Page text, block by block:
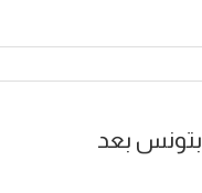
بعد